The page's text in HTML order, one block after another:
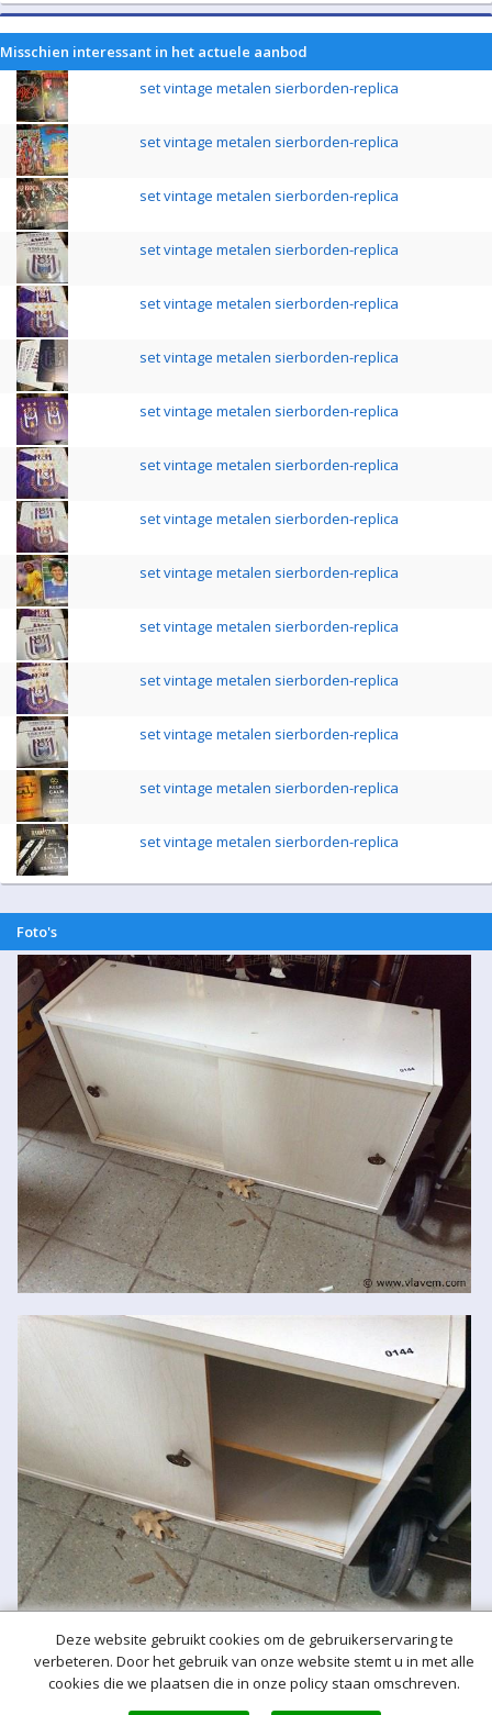
Misschien interessant in het actuele aanbod
set vintage metalen sierborden-replica
set vintage metalen sierborden-replica
set vintage metalen sierborden-replica
set vintage metalen sierborden-replica
set vintage metalen sierborden-replica
set vintage metalen sierborden-replica
set vintage metalen sierborden-replica
set vintage metalen sierborden-replica
set vintage metalen sierborden-replica
set vintage metalen sierborden-replica
set vintage metalen sierborden-replica
set vintage metalen sierborden-replica
set vintage metalen sierborden-replica
set vintage metalen sierborden-replica
set vintage metalen sierborden-replica
Foto's
Deze website gebruikt cookies om de gebruikerservaring te
verbeteren. Door het gebruik van onze website stemt u in met alle
cookies die we plaatsen die in onze policy staan omschreven.